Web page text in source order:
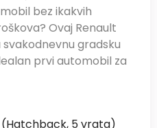
bez ikakvih
Ovaj Renault
svakodnevnu gradsku
prvi automobil za
(Hatchback, 5 vrata)